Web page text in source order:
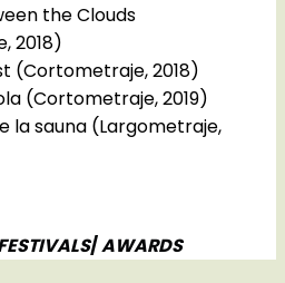
the Clouds
2018)
(Cortometraje, 2018)
(Cortometraje, 2019)
la sauna (Largometraje,
/AWARDS